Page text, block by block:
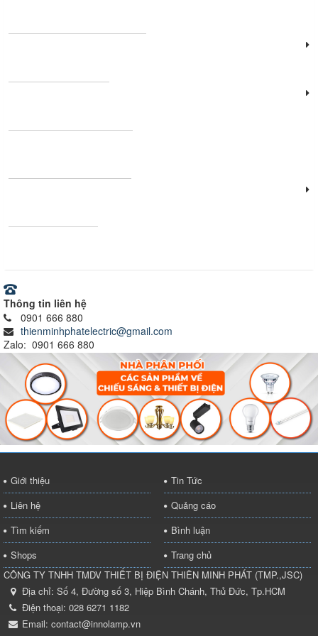
Thông tin liên hệ
0901 666 880
thienminhphatelectric@gmail.com
Zalo: 0901 666 880
Giới thiệu
Tin Tức
Liên hệ
Quảng cáo
Tìm kiếm
Bình luận
Shops
Trang chủ
CÔNG TY TNHH TMDV THIẾT BỊ ĐIỆN THIÊN MINH PHÁT (TMP.,JSC)
Địa chỉ: Số 4, Đường số 3, Hiệp Bình Chánh, Thủ Đức, Tp.HCM
Điện thoại: 028 6271 1182
Email: contact@innolamp.vn